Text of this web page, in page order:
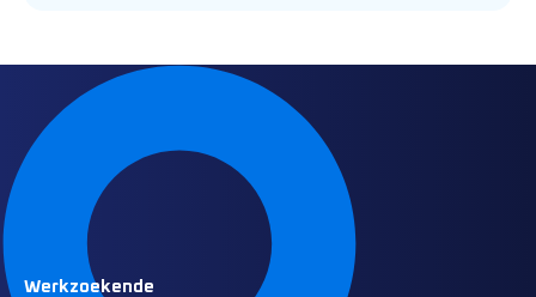
Werkzoekende